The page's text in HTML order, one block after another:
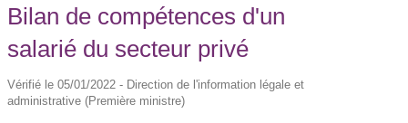
Bilan de compétences d'un
salarié du secteur privé
Vérifié le 05/01/2022 - Direction de l'information légale et
administrative (Première ministre)